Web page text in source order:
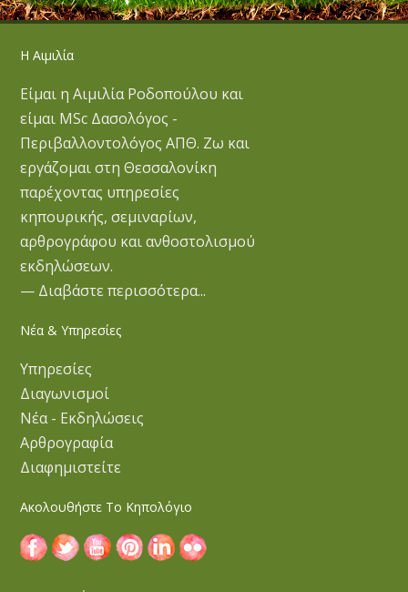
Η Αιμιλία
Είμαι η Αιμιλία Ροδοπούλου και
είμαι MSc Δασολόγος -
Περιβαλλοντολόγος ΑΠΘ. Ζω και
εργάζομαι στη Θεσσαλονίκη
παρέχοντας υπηρεσίες
κηπουρικής, σεμιναρίων,
αρθρογράφου και ανθοστολισμού
εκδηλώσεων.
— Διαβάστε περισσότερα...
Νέα & Υπηρεσίες
Υπηρεσίες
Διαγωνισμοί
Νέα - Εκδηλώσεις
Αρθρογραφία
Διαφημιστείτε
Ακολουθήστε Το Κηπολόγιο